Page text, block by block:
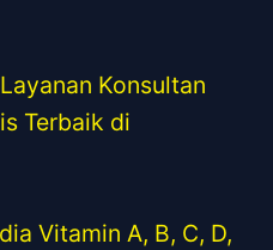
Konsultan
Terbaik di
Vitamin A, B, C, D,